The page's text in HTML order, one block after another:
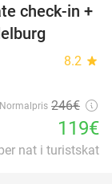
52%
check-in +
8.2 star
Normalpris 246€
119€
nat i turistskat